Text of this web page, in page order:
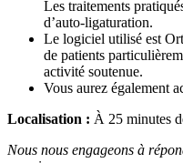
Les traitements
d’auto-ligaturation.
Le logiciel utilisé est
de patients
activité soutenue.
Vous aurez également
Localisation : À 25 minutes
Nous nous engageons à